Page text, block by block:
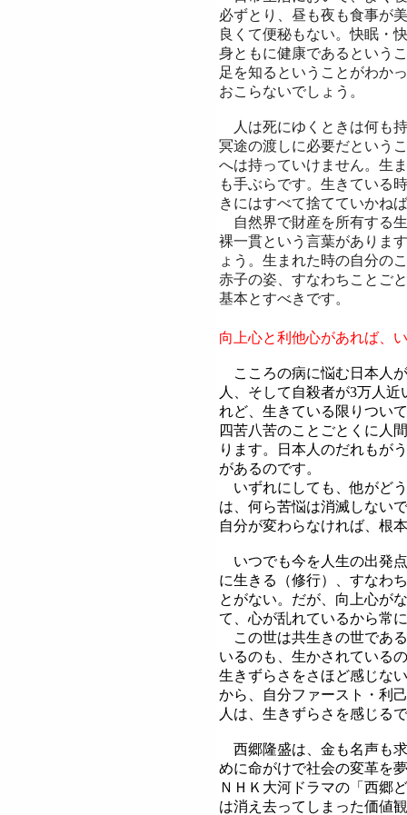
必ずとり、昼も夜も食事が
良くて便秘もない。快眠・
身ともに健康であるという
足を知るということがわか
おこらないでしょう。
人は死にゆくときは何も
冥途の渡しに必要だという
へは持っていけません。生
も手ぶらです。生きている
きにはすべて捨てていかね
自然界で財産を所有する
裸一貫という言葉がありま
ょう。生まれた時の自分の
赤子の姿、すなわちことご
基本とすべきです。
向上心と利他心があれば、
こころの病に悩む日本人
人、そして自殺者が3万人
れど、生きている限りつい
四苦八苦のことごとくに人
ります。日本人のだれもが
があるのです。
いずれにしても、他がど
は、何ら苦悩は消滅しない
自分が変わらなければ、根
いつでも今を人生の出発
に生きる（修行）、すなわ
とがない。だが、向上心が
て、心が乱れているから常
この世は共生きの世であ
いるのも、生かされている
生きずらさをさほど感じな
から、自分ファースト・利
人は、生きずらさを感じる
西郷隆盛は、金も名声も
めに命がけで社会の変革を
ＮＨＫ大河ドラマの「西郷
は消え去ってしまった価値